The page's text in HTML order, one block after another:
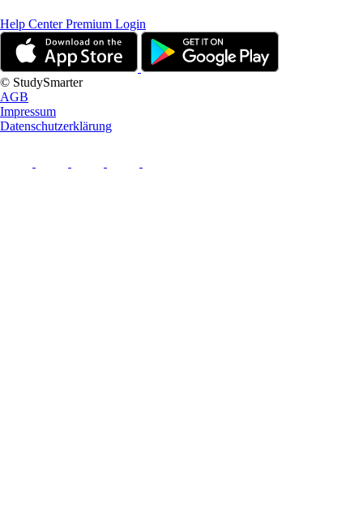
Help CenterPremium Login
© StudySmarter
AGB
Impressum
Datenschutzerklärung